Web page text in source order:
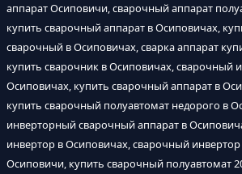
аппарат Осиповичи, сварочный аппарат
купить сварочный аппарат в Осиповичах,
сварочный в Осиповичах, сварка аппарат
купить сварочник в Осиповичах, сварочный
Осиповичах, купить сварочный аппарат в
купить сварочный полуавтомат недорого в
инверторный сварочный аппарат в
инвертор в Осиповичах, сварочный
Осиповичи, купить сварочный полуавтомат